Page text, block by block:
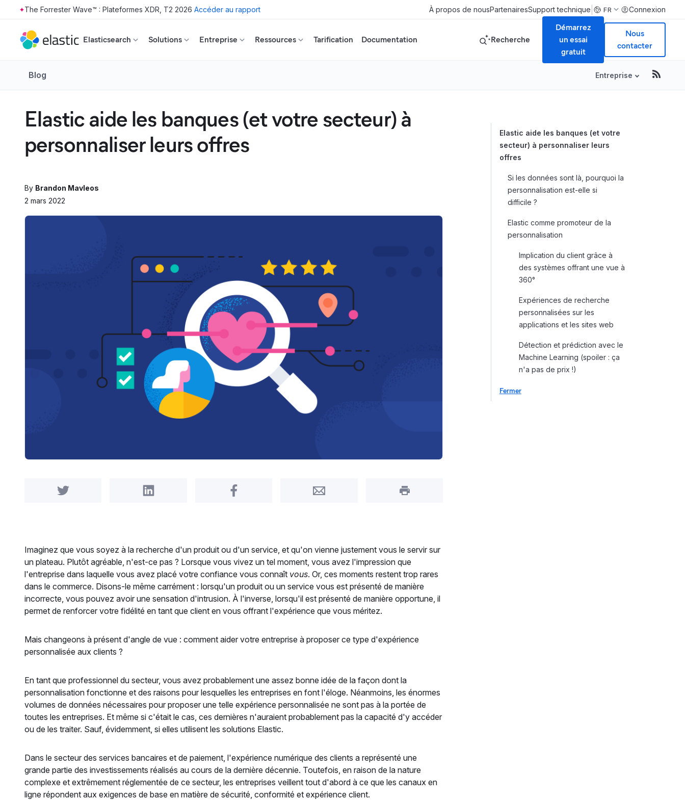
Skip to main content
The Forrester Wave™ : Plateformes XDR, T2 2026 Accéder au rapport À propos de nousPartenairesSupport technique FR Connexion
Elasticsearch Solutions Entreprise Ressources Tarification Documentation Recherche
Démarrez
un essai
gratuit
Nous
contacter
Blog Entreprise
Table of
Elastic aide les banques (et votre
secteur) à personnaliser leurs
offres
Si les données sont là, pourquoi la
personnalisation est-elle si
difficile ?
Elastic comme promoteur de la
personnalisation
Implication du client grâce à
des systèmes offrant une vue à
360°
Expériences de recherche
personnalisées sur les
applications et les sites web
Détection et prédiction avec le
Machine Learning (spoiler : ça
n'a pas de prix !)
Fermer
Elastic aide les banques (et votre secteur) à
personnaliser leurs offres
By Brandon Mavleos
2 mars 2022
Share on Twitter Share on LinkedIn Share on Facebook Share by Email Print this page
Imaginez que vous soyez à la recherche d'un produit ou d'un service, et qu'on vienne justement vous le servir sur
un plateau. Plutôt agréable, n'est-ce pas ? Lorsque vous vivez un tel moment, vous avez l'impression que
l'entreprise dans laquelle vous avez placé votre confiance vous connaît vous. Or, ces moments restent trop rares
dans le commerce. Disons-le même carrément : lorsqu'un produit ou un service vous est présenté de manière
incorrecte, vous pouvez avoir une sensation d'intrusion. À l'inverse, lorsqu'il est présenté de manière opportune, il
permet de renforcer votre fidélité en tant que client en vous offrant l'expérience que vous méritez.
Mais changeons à présent d'angle de vue : comment aider votre entreprise à proposer ce type d'expérience
personnalisée aux clients ?
En tant que professionnel du secteur, vous avez probablement une assez bonne idée de la façon dont la
personnalisation fonctionne et des raisons pour lesquelles les entreprises en font l'éloge. Néanmoins, les énormes
volumes de données nécessaires pour proposer une telle expérience personnalisée ne sont pas à la portée de
toutes les entreprises. Et même si c'était le cas, ces dernières n'auraient probablement pas la capacité d'y accéder
ou de les traiter. Sauf, évidemment, si elles utilisent les solutions Elastic.
Dans le secteur des services bancaires et de paiement, l'expérience numérique des clients a représenté une
grande partie des investissements réalisés au cours de la dernière décennie. Toutefois, en raison de la nature
complexe et extrêmement réglementée de ce secteur, les entreprises veillent tout d'abord à ce que les canaux en
ligne répondent aux exigences de base en matière de sécurité, conformité et expérience client.